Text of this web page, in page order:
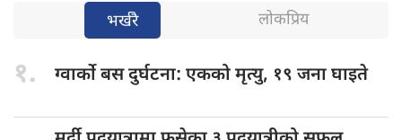
भर्खरै लोकप्रिय
१. ग्वार्को बसदुर्घटना: एकको मृत्यु, १९ जना घाइते